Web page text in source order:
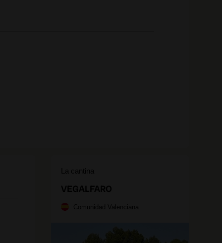
La cantina
VEGALFARO
Comunidad Valenciana